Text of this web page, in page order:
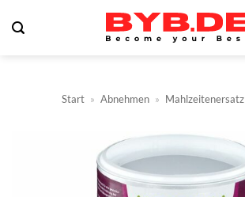
Inhalt
Start » Abnehmen » Mahlzeitenersatz